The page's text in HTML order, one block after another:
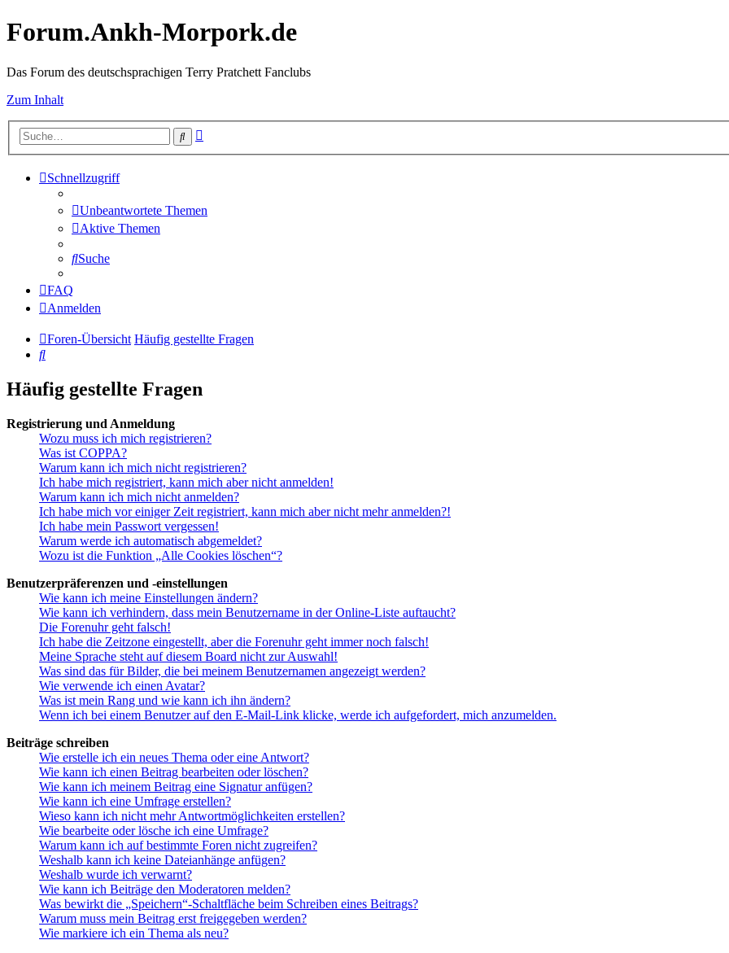
Forum.Ankh-Morpork.de
Das Forum des deutschsprachigen Terry Pratchett Fanclubs
Zum Inhalt
Suche
Schnellzugriff
Unbeantwortete Themen
Aktive Themen
Suche
FAQ
Anmelden
Foren-Übersicht Häufig gestellte Fragen
Suche
Häufig gestellte Fragen
Registrierung und Anmeldung
Wozu muss ich mich registrieren?
Was ist COPPA?
Warum kann ich mich nicht registrieren?
Ich habe mich registriert, kann mich aber nicht anmelden!
Warum kann ich mich nicht anmelden?
Ich habe mich vor einiger Zeit registriert, kann mich aber nicht mehr anmelden?!
Ich habe mein Passwort vergessen!
Warum werde ich automatisch abgemeldet?
Wozu ist die Funktion „Alle Cookies löschen“?
Benutzerpräferenzen und -einstellungen
Wie kann ich meine Einstellungen ändern?
Wie kann ich verhindern, dass mein Benutzername in der Online-Liste auftaucht?
Die Forenuhr geht falsch!
Ich habe die Zeitzone eingestellt, aber die Forenuhr geht immer noch falsch!
Meine Sprache steht auf diesem Board nicht zur Auswahl!
Was sind das für Bilder, die bei meinem Benutzernamen angezeigt werden?
Wie verwende ich einen Avatar?
Was ist mein Rang und wie kann ich ihn ändern?
Wenn ich bei einem Benutzer auf den E-Mail-Link klicke, werde ich aufgefordert, mich anzumelden.
Beiträge schreiben
Wie erstelle ich ein neues Thema oder eine Antwort?
Wie kann ich einen Beitrag bearbeiten oder löschen?
Wie kann ich meinem Beitrag eine Signatur anfügen?
Wie kann ich eine Umfrage erstellen?
Wieso kann ich nicht mehr Antwortmöglichkeiten erstellen?
Wie bearbeite oder lösche ich eine Umfrage?
Warum kann ich auf bestimmte Foren nicht zugreifen?
Weshalb kann ich keine Dateianhänge anfügen?
Weshalb wurde ich verwarnt?
Wie kann ich Beiträge den Moderatoren melden?
Was bewirkt die „Speichern“-Schaltfläche beim Schreiben eines Beitrags?
Warum muss mein Beitrag erst freigegeben werden?
Wie markiere ich ein Thema als neu?